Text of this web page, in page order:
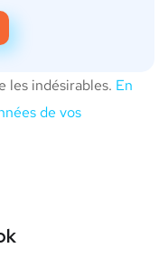
les indésirables. En
de vos